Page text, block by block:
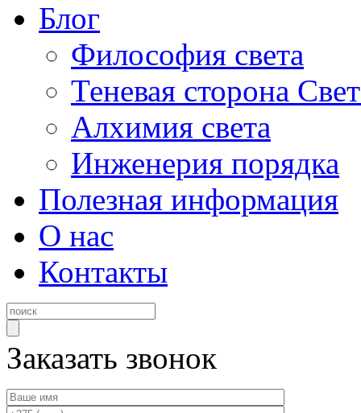
Блог
Философия света
Теневая сторона
Алхимия света
Инженерия порядка
Полезная информация
О нас
Контакты
Заказать звонок